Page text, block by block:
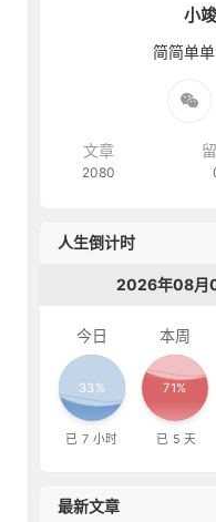
小
简简单
文章
2080
人生倒计时
2026年08月
今日
33%
已 7 小时
本周
71%
已 5 天
最新文章